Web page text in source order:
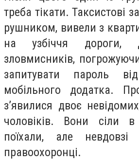
треба тікати. Таксистові
рушником, вивели з
на узбіччя
зловмисників,
запитувати пароль
мобільного додатка.
з’явилися двоє
чоловіків. Вони сіли в
поїхали, але невдовзі
правоохоронці.